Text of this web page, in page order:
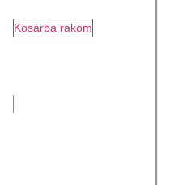
Kosárba rakom